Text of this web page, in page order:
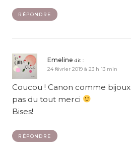
RÉPONDRE
Emeline dit :
24 février 2019 à 23 h 13 min
Coucou ! Canon comme bijoux
pas du tout merci
Bises!
RÉPONDRE